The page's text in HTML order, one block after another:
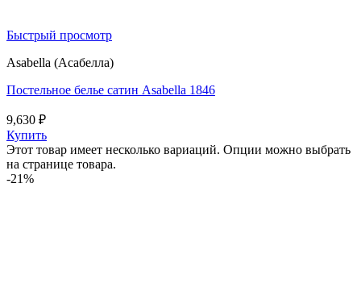
Быстрый просмотр
Asabella (Асабелла)
Постельное белье сатин Asabella 1846
9,630 ₽
Купить
Этот товар имеет несколько вариаций. Опции можно выбрать
на странице товара.
-21%